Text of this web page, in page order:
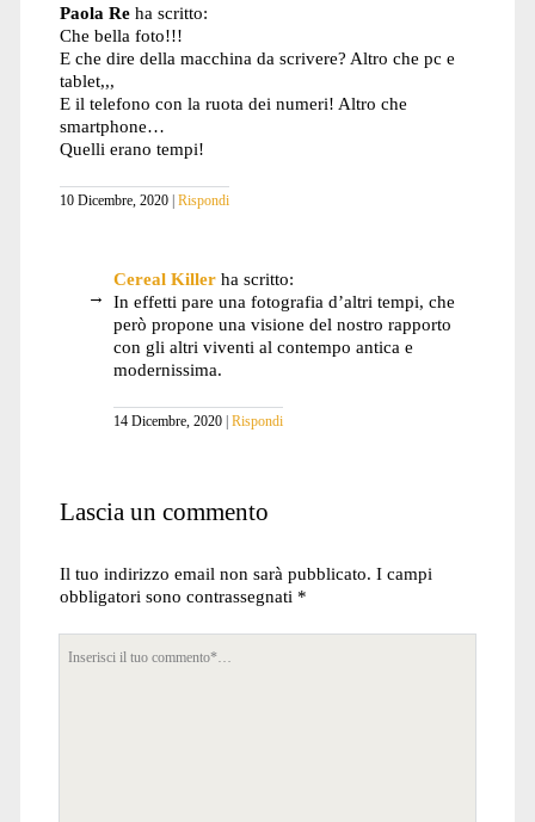
Paola Re ha scritto:
Che bella foto!!!
E che dire della macchina da scrivere? Altro che pc e
tablet,,,
E il telefono con la ruota dei numeri! Altro che
smartphone…
Quelli erano tempi!
10 Dicembre, 2020 Rispondi
Cereal Killer ha scritto:
In effetti pare una fotografia d’altri tempi, che
però propone una visione del nostro rapporto
con gli altri viventi al contempo antica e
modernissima.
14 Dicembre, 2020 Rispondi
Lascia un commento
Il tuo indirizzo email non sarà pubblicato. I campi
obbligatori sono contrassegnati *
commento